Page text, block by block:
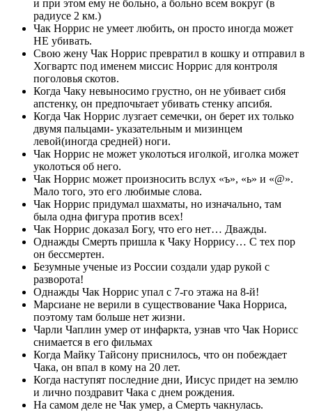
и при этом ему не больно, а больно всем вокруг (в
радиусе 2 км.)
Чак Норрис не умеет любить, он просто иногда может
НЕ убивать.
Свою жену Чак Норрис превратил в кошку и отправил в
Хогвартс под именем миссис Норрис для контроля
поголовья скотов.
Когда Чаку невыносимо грустно, он не убивает сибя
апстенку, он предпочьтает убивать стенку апсибя.
Когда Чак Норрис лузгает семечки, он берет их только
двумя пальцами- указательным и мизинцем
левой(иногда средней) ноги.
Чак Норрис не может уколоться иголкой, иголка может
уколоться об него.
Чак Норрис может произносить вслух «ъ», «ь» и «@».
Мало того, это его любимые слова.
Чак Норрис придумал шахматы, но изначально, там
была одна фигура против всех!
Чак Норрис доказал Богу, что его нет… Дважды.
Однажды Смерть пришла к Чаку Норрису… С тех пор
он бессмертен.
Безумные ученые из России создали удар рукой с
разворота!
Однажды Чак Норрис упал с 7-го этажа на 8-й!
Марсиане не верили в существование Чака Норриса,
поэтому там больше нет жизни.
Чарли Чаплин умер от инфаркта, узнав что Чак Норисс
снимается в его фильмах
Когда Майку Тайсону приснилось, что он побеждает
Чака, он впал в кому на 20 лет.
Когда наступят последние дни, Иисус придет на землю
и лично поздравит Чака с днем рождения.
На самом деле не Чак умер, а Смерть чакнулась.